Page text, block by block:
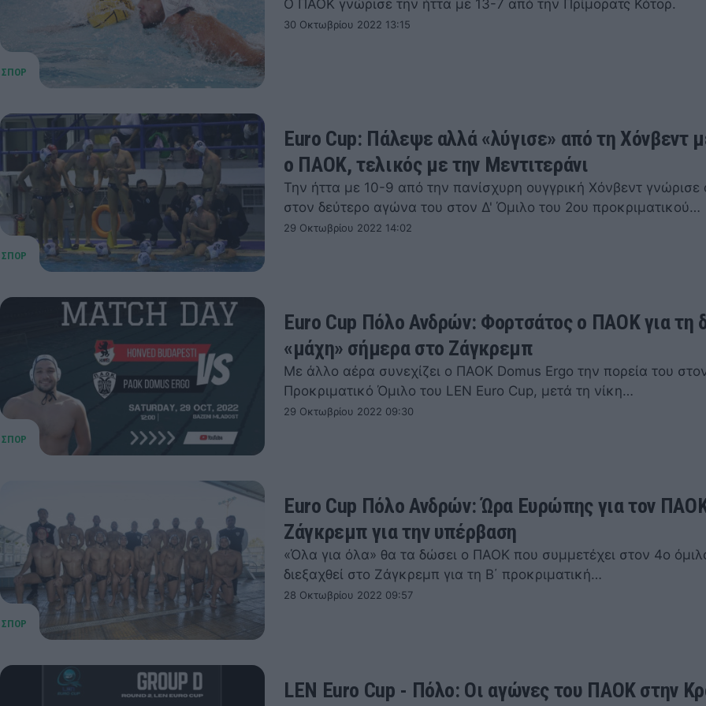
Ο ΠΑΟΚ γνώρισε την ήττα με 13-7 από την Πρίμορατς Κότορ.
30 Οκτωβρίου 2022 13:15
Euro Cup: Πάλεψε αλλά «λύγισε» από τη Χόνβεντ
ο ΠΑΟΚ, τελικός με την Μεντιτεράνι
Την ήττα με 10-9 από την πανίσχυρη ουγγρική Χόνβεντ
στον δεύτερο αγώνα του στον Δ' Όμιλο του 2ου προκριματικού…
29 Οκτωβρίου 2022 14:02
Euro Cup Πόλο Ανδρών: Φορτσάτος ο ΠΑΟΚ για τη
«μάχη» σήμερα στο Ζάγκρεμπ
Με άλλο αέρα συνεχίζει ο ΠΑΟΚ Domus Ergo την πορεία του
Προκριματικό Όμιλο του LEN Euro Cup, μετά τη νίκη…
29 Οκτωβρίου 2022 09:30
Euro Cup Πόλο Ανδρών: Ώρα Ευρώπης για τον
Ζάγκρεμπ για την υπέρβαση
«Όλα για όλα» θα τα δώσει ο ΠΑΟΚ που συμμετέχει στον 4ο
διεξαχθεί στο Ζάγκρεμπ για τη Β΄ προκριματική…
28 Οκτωβρίου 2022 09:57
LEN Euro Cup - Πόλο: Οι αγώνες του ΠΑΟΚ στην